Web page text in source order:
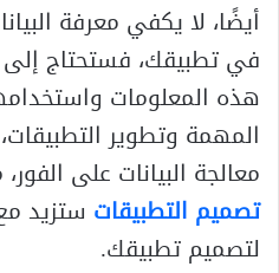
أيضًا، لا يكفي معرفة
في تطبيقك، فستحتاج إلى
هذه المعلومات
المهمة وتطوير
معالجة البيانات على
تصميم التطبيقات ستزيد
لتصميم تطبيقك.